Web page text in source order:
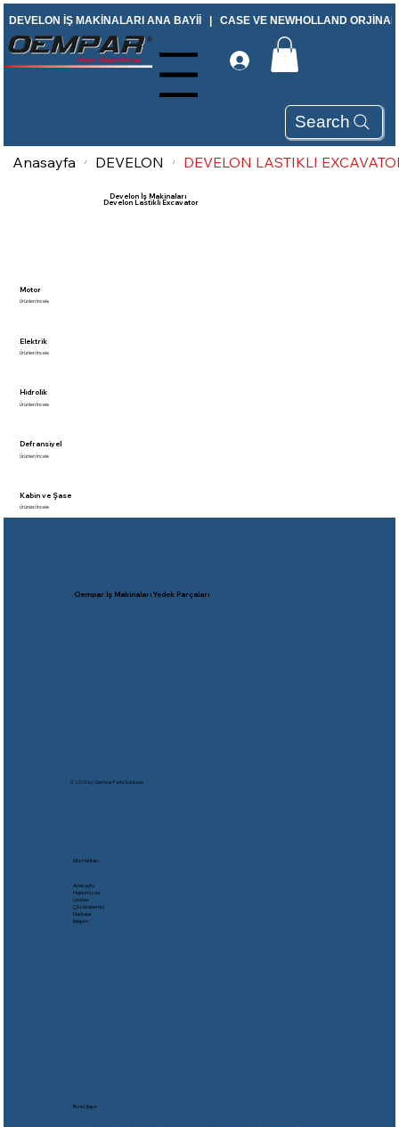
DEVELON İŞ MAKİNALARI ANA BAYİİ   |   CASE VE NEWHOLLAND
Menu
Search
Anasayfa / DEVELON / DEVELON LASTIKLI
Develon İş Makinaları
Develon Lastikli Excavator
Motor
Ürünleri İncele
Elektrik
Ürünleri İncele
Hidrolik
Ürünleri İncele
Defransiyel
Ürünleri İncele
Kabin ve Şase
Ürünleri İncele
Oempar İş Makinaları Yedek Parçaları
© 2026 by Oempar Parts Solutıons
Site Haritası
Anasayfa
Hakkımızda
Ürünler
Çözümlerimiz
Markalar
İletişim
Bize Ulaşın